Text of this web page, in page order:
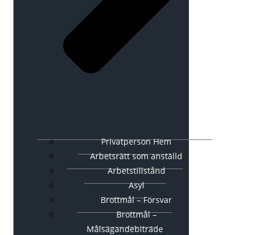
Privatperson Hem
Arbetsrätt som anställd
Arbetstillstånd
Asyl
Brottmål – Försvar
Brottmål –
Målsägandebiträde